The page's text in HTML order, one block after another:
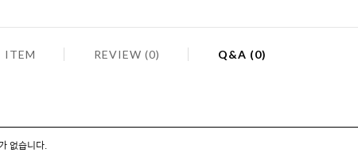
ITEM REVIEW (0) Q&A (0)
없습니다.